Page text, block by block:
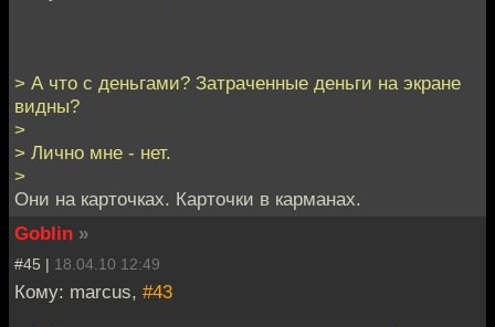
> А что с деньгами? Затраченные деньги на экране
видны?
>
> Лично мне - нет.
>
Они на карточках. Карточки в карманах.
Goblin »
#45 | 18.04.10 12:49
Кому: marcus, #43